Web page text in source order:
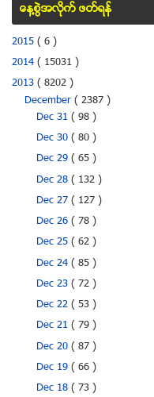
ေန႔စြဲအလိုက္ ဖတ္ရန္
2015 ( 6 )
2014 ( 15031 )
2013 ( 8202 )
December ( 2387 )
Dec 31( 98 )
Dec 30( 80 )
Dec 29( 65 )
Dec 28( 132 )
Dec 27( 127 )
Dec 26( 78 )
Dec 25( 62 )
Dec 24( 85 )
Dec 23( 72 )
Dec 22( 53 )
Dec 21( 79 )
Dec 20( 87 )
Dec 19( 66 )
Dec 18( 73 )